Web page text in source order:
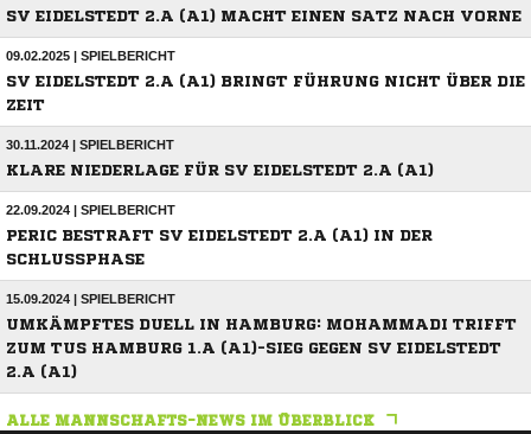
SV EIDELSTEDT 2.A (A1) MACHT EINEN SATZ NACH VORNE
09.02.2025 | SPIELBERICHT
SV EIDELSTEDT 2.A (A1) BRINGT FÜHRUNG NICHT ÜBER DIE
ZEIT
30.11.2024 | SPIELBERICHT
KLARE NIEDERLAGE FÜR SV EIDELSTEDT 2.A (A1)
22.09.2024 | SPIELBERICHT
PERIC BESTRAFT SV EIDELSTEDT 2.A (A1) IN DER
SCHLUSSPHASE
15.09.2024 | SPIELBERICHT
UMKÄMPFTES DUELL IN HAMBURG: MOHAMMADI TRIFFT
ZUM TUS HAMBURG 1.A (A1)-SIEG GEGEN SV EIDELSTEDT
2.A (A1)
ALLE MANNSCHAFTS-NEWS IM ÜBERBLICK